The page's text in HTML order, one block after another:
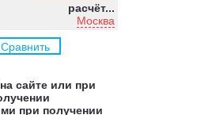
расчёт...
Москва
Сравнить